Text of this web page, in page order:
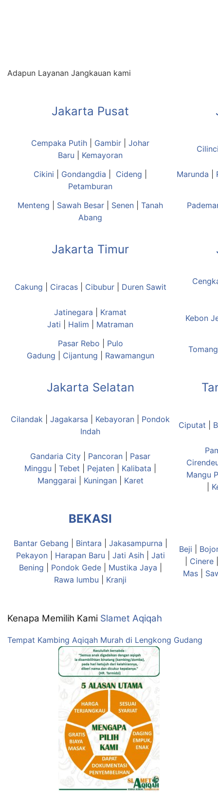
Adapun Layanan Jangkauan kami
Jakarta Pusat
Cempaka Putih Gambir
Johar
Baru
Kemayoran
Cikini Gondangdia Cideng
Petamburan
Marunda
Menteng Sawah Besar Senen
Tanah
Abang
Jakarta Timur
Cakung Ciracas| Cibubur| Duren Sawit
Jatinegara
Kramat
Jati
Halim Matraman
Kebon
Pasar Rebo
Pulo
Gadung
Cijantung Rawamangun
Tomang
Jakarta Selatan
Cilandak Jagakarsa Kebayoran
Pondok
Indah
Ciputat
Gandaria City Pancoran
Pasar
Minggu
Tebet Pejaten Kalibata
Manggarai
Kuningan| Karet
Mangu
BEKASI
Bantar Gebang Bintara Jakasampurna
Pekayon| Harapan Baru Jati Asih| Jati
Bening
Pondok Gede| Mustika Jaya
Rawa lumbu
Kranji
Beji
Cinere
Mas|
Kenapa Memilih Kami Slamet Aqiqah
Tempat Kambing Aqiqah Murah di Lengkong Gudang